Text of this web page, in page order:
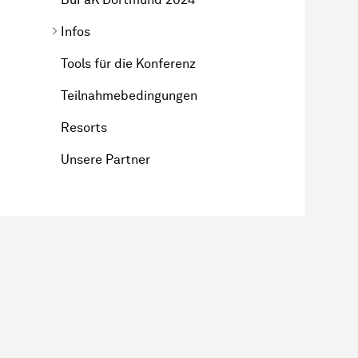
Infos
Tools für die Konferenz
Teilnahmebedingungen
Resorts
Unsere Partner